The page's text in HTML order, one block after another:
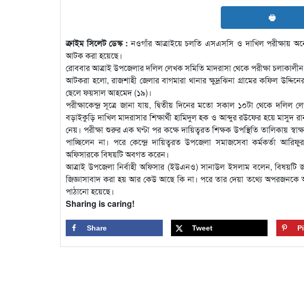
🖶
ক্রাইম সিলেট ডেস্ক : নওগাঁর আত্রাইয়ে চলতি এসএসসি ও দাখিল পরীক্ষায়
আটক করা হয়েছে।
রোববার আত্রাই উপজেলার দলিল লেখক সমিতি মাদরাসা থেকে পরীক্ষা
আটকরা হলো, রাজশাহী জেলার বাগমারা থানার ক্ষুদ্রঝিনা গ্রামের কফিল
ছেলে ফয়সাল আহমেদ (১৯)।
পরীক্ষাকেন্দ্র সূত্রে জানা যায়, দ্বিতীয় দিনের মতো সকাল ১০টা থেকে
বড়াইকুড়ি দাখিল মাদরাসার শিক্ষার্থী হামিদুল হক ও আব্দুর রউফের হয়ে
নেয়। পরীক্ষা শুরুর এক ঘণ্টা পর কক্ষে দায়িত্বরত শিক্ষক উপস্থিতি তালিকায়
পাচ্ছিলেন না। পরে কেন্দ্রে দায়িত্বরত উপজেলা সমাজসেবা কর্মকর্তা
অফিসারকে বিষয়টি অবগত করেন।
আত্রাই উপজেলা নির্বাহী অফিসার (ইউএনও) সানাউল ইসলাম বলেন, বিষয়টি
জিজ্ঞাসাবাদ করা হয় আর কেউ আছে কি না। পরে তার দেয়া তথ্যে অপরজনকে
পাঠানো হয়েছে।
Sharing is caring!
Share Tweet